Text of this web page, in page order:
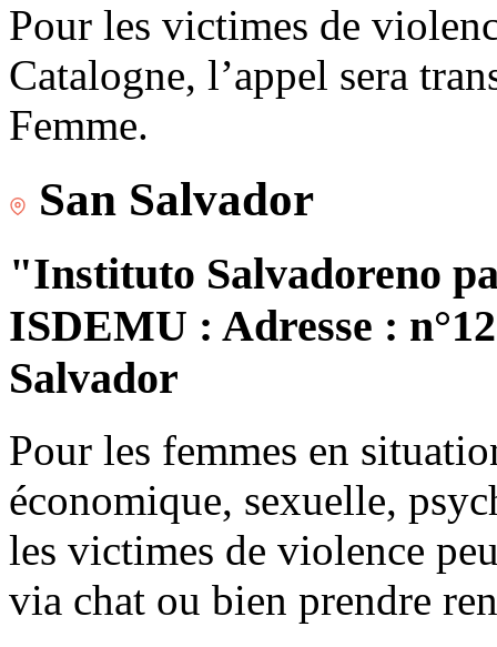
Pour les victimes de
Catalogne, l’appel sera
Femme.
San Salvador
"Instituto Salvadoreno
ISDEMU : Adresse :
Salvador
Pour les femmes en
économique, sexuelle,
les victimes de violence
via chat ou bien prendre